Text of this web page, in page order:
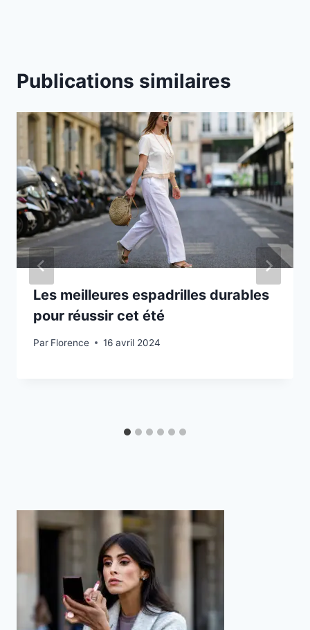
Publications similaires
Les meilleures espadrilles durables
pour réussir cet été
Par Florence 16 avril 2024